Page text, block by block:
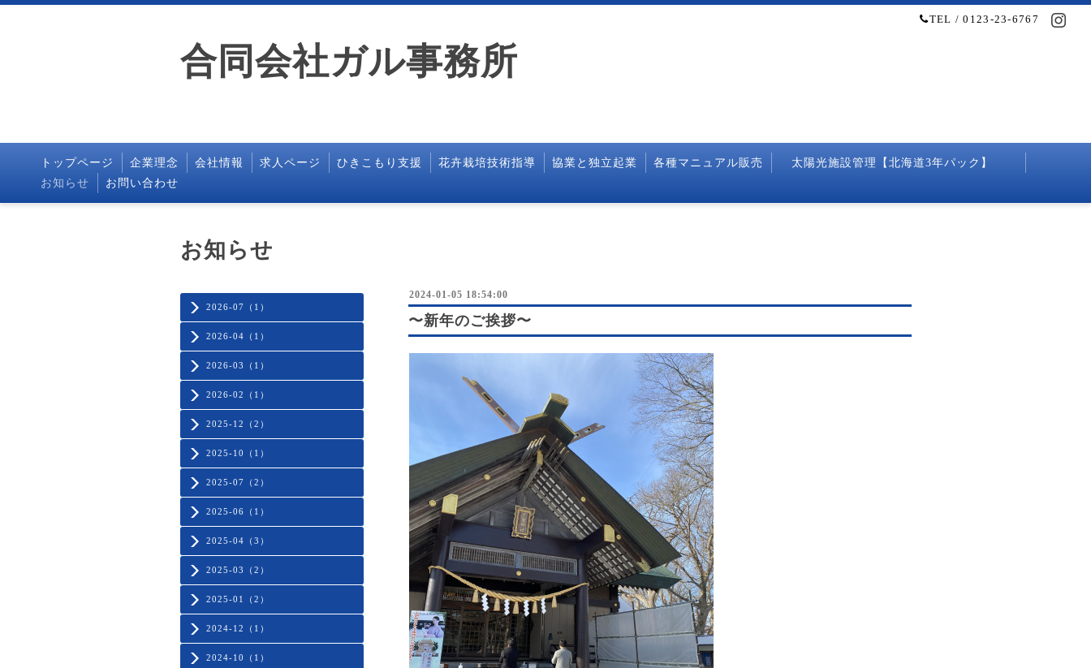
TEL / 0123-23-6767
合同会社ガル事務所
トップページ 企業理念 会社情報 求人ページ ひきこもり支援 花卉栽培技術指導 協業と独立起業 各種マニュアル販売
太陽光施設管理【北海道3年パック】
お知らせ
お問い合わせ
2026-07（1）
2026-04（1）
2026-03（1）
2026-02（1）
2025-12（2）
2025-10（1）
2025-07（2）
2025-06（1）
2025-04（3）
2025-03（2）
2025-01（2）
2024-12（1）
2024-10（1）
お知らせ
2024-01-05 18:54:00
〜新年のご挨拶〜